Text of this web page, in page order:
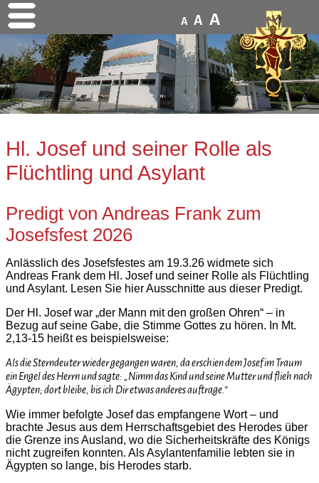
A A A
Hl. Josef und seiner Rolle als
Flüchtling und Asylant
Predigt von Andreas Frank zum
Josefsfest 2026
Anlässlich des Josefsfestes am 19.3.26 widmete sich
Andreas Frank dem Hl. Josef und seiner Rolle als Flüchtling
und Asylant. Lesen Sie hier Ausschnitte aus dieser Predigt.
Der Hl. Josef war „der Mann mit den großen Ohren“ – in
Bezug auf seine Gabe, die Stimme Gottes zu hören. In Mt.
2,13-15 heißt es beispielsweise:
Als die Sterndeuter wieder gegangen waren, da erschien dem Josef im Traum
ein Engel des Herrn und sagte: „Nimm das Kind und seine Mutter und flieh nach
Ägypten; dort bleibe, bis ich Dir etwas anderes auftrage.“
Wie immer befolgte Josef das empfangene Wort – und
brachte Jesus aus dem Herrschaftsgebiet des Herodes über
die Grenze ins Ausland, wo die Sicherheitskräfte des Königs
nicht zugreifen konnten. Als Asylantenfamilie lebten sie in
Ägypten so lange, bis Herodes starb.